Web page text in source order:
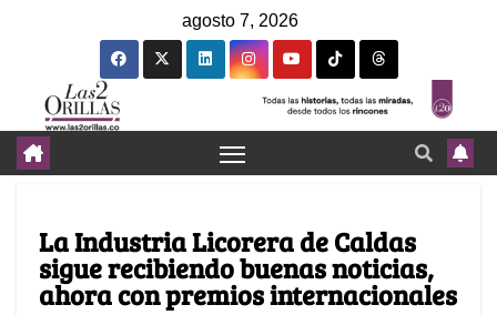
agosto 7, 2026
La Industria Licorera de Caldas
sigue recibiendo buenas noticias,
ahora con premios internacionales